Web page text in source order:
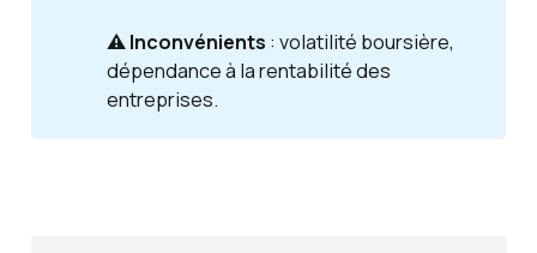
⚠️ Inconvénients : volatilité boursière,
dépendance à la rentabilité des
entreprises.